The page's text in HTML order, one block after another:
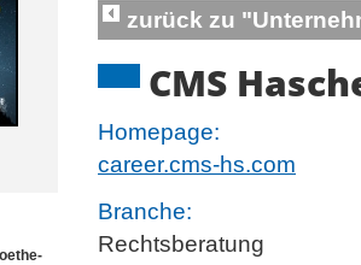
zurück zu
CMS
Homepage:
career.cms-hs.com
Branche:
Rechtsberatung